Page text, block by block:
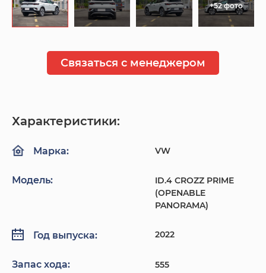
+52 фото
Связаться с менеджером
Характеристики:
Марка: VW
Модель:
ID.4 CROZZ PRIME
(OPENABLE
PANORAMA)
Год выпуска: 2022
Запас хода: 555